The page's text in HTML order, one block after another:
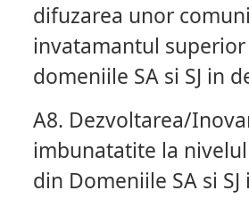
difuzarea unor
invatamantul
domeniile SA si SJ in
A8. Dezvoltarea/
imbunatatite la
din Domeniile SA si